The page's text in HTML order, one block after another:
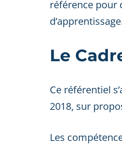
référence pour
Le
Ce référentiel
2018, sur
Les